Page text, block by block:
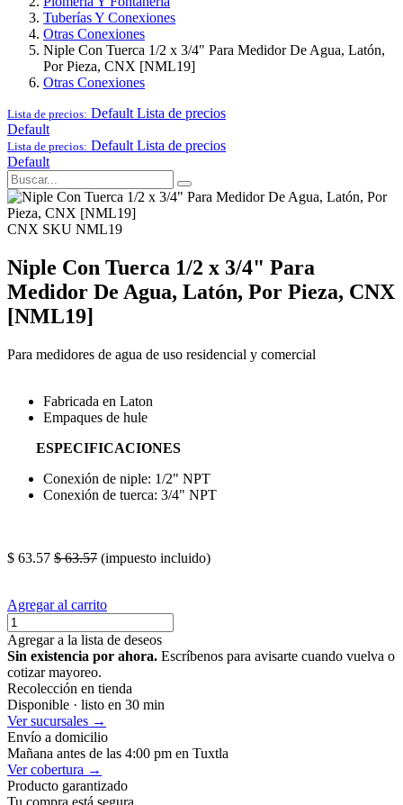
Tuberías Y Conexiones
Otras Conexiones
Niple Con Tuerca 1/2 x 3/4" Para Medidor De Agua, Latón,
Por Pieza, CNX [NML19]
Otras Conexiones
Lista de precios: Default Lista de precios
Default
Lista de precios: Default Lista de precios
Default
CNX SKU NML19
Niple Con Tuerca 1/2 x 3/4" Para
Medidor De Agua, Latón, Por Pieza, CNX
[NML19]
Para medidores de agua de uso residencial y comercial
Fabricada en Laton
Empaques de hule
ESPECIFICACIONES
Conexión de niple: 1/2" NPT
Conexión de tuerca: 3/4" NPT
$ 63.57 $63.57 (impuesto incluido)
Agregar al carrito
Agregar a la lista de deseos
Sin existencia por ahora. Escríbenos para avisarte cuando vuelva o
cotizar mayoreo.
Recolección en tienda
Disponible · listo en 30 min
Ver sucursales →
Envío a domicilio
Mañana antes de las 4:00 pm en Tuxtla
Ver cobertura →
Producto garantizado
Tu compra está segura